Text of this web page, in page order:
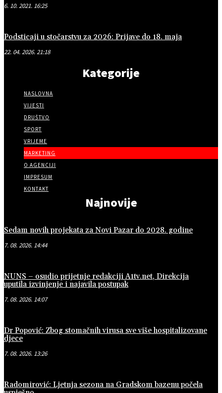
6. 10. 2021. 16:25
Podsticaji u stočarstvu za 2026: Prijave do 18. maja
22. 04. 2026. 21:18
Kategorije
NASLOVNA
VIJESTI
DRUŠTVO
SPORT
VRIJEME
MARKETING
O AGENCIJI
IMPRESUM
KONTAKT
Najnovije
Sedam novih projekata za Novi Pazar do 2028. godine
7. 08. 2026. 14:44
NUNS – osudio prijetnje redakciji A1tv.net, Direkcija
uputila izvinjenje i najavila postupak
7. 08. 2026. 14:07
Dr Popović: Zbog stomačnih virusa sve više hospitalizovane
djece
7. 08. 2026. 13:26
Radomirović: Ljetnja sezona na Gradskom bazenu počela